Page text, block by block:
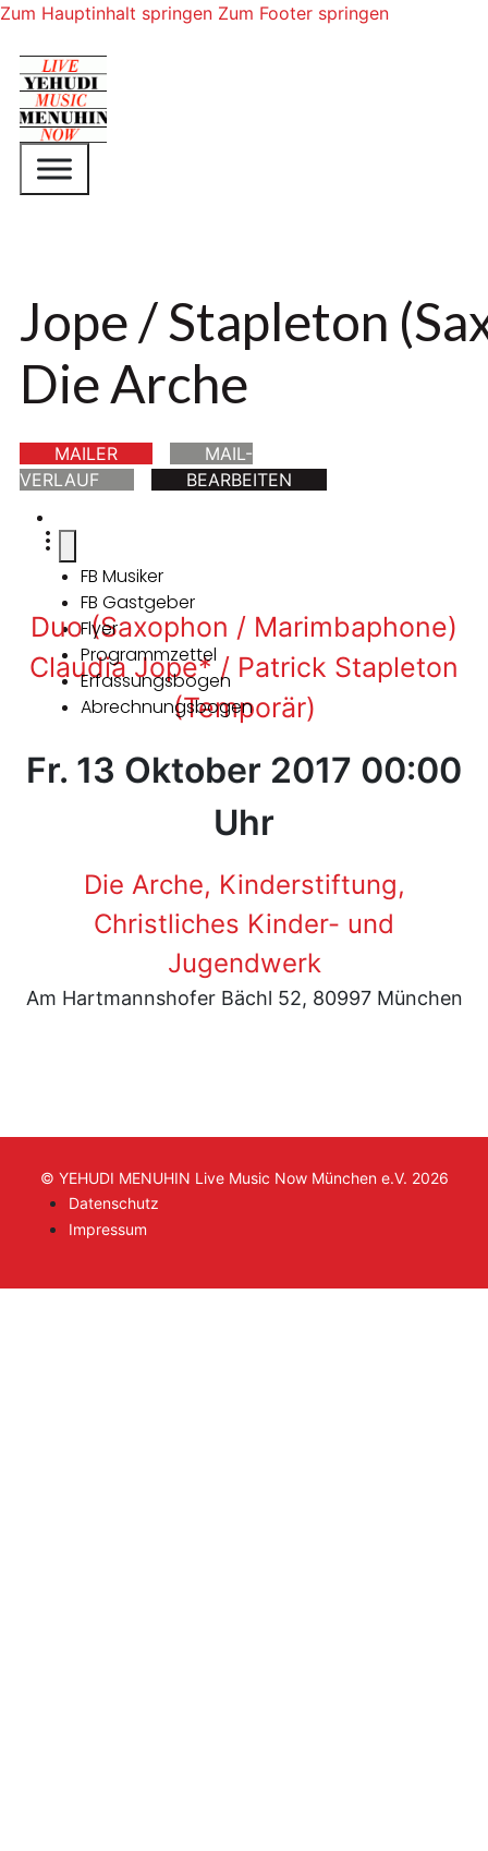
Zum Hauptinhalt springen Zum Footer springen
Jope / Stapleton
Die Arche
MAILER
MAIL-
VERLAUF
BEARBEITEN
FB Musiker
FB Gastgeber
Flyer
Programmzettel
Erfassungsbogen
Abrechnungsbogen
Duo (Saxophon / Marimbaphone)
Claudia Jope* / Patrick Stapleton
(Temporär)
Fr. 13 Oktober 2017 00:00
Uhr
Die Arche, Kinderstiftung,
Christliches Kinder- und
Jugendwerk
Am Hartmannshofer Bächl 52, 80997 München
© YEHUDI MENUHIN Live Music Now München e.V. 2026
Datenschutz
Impressum